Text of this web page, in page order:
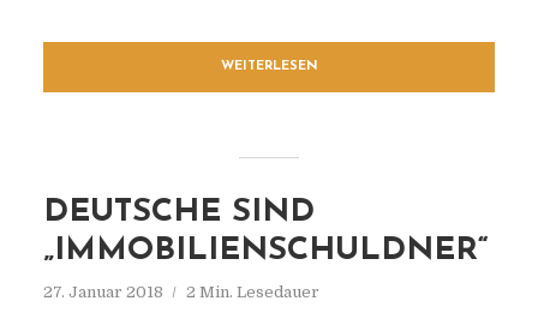
WEITERLESEN
DEUTSCHE SIND
„IMMOBILIENSCHULDNER“
27. Januar 2018 2 Min. Lesedauer